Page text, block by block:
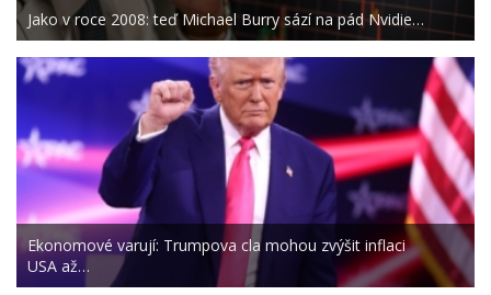
Jako v roce 2008: teď Michael Burry sází na pád Nvidie…
Ekonomové varují: Trumpova cla mohou zvýšit inflaci
USA až…